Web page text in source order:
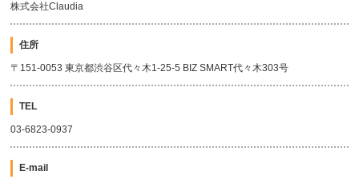
株式会社Claudia
住所
〒151-0053 東京都渋谷区代々木1-25-5 BIZ SMART代々木303号
TEL
03-6823-0937
E-mail